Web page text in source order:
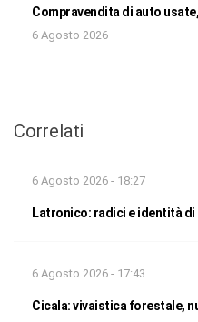
Compravendita di auto
6 Agosto 2026
Correlati
6 Agosto 2026 - 18:27
Latronico: radici e identità di
6 Agosto 2026 - 17:43
Cicala: vivaistica forestale,